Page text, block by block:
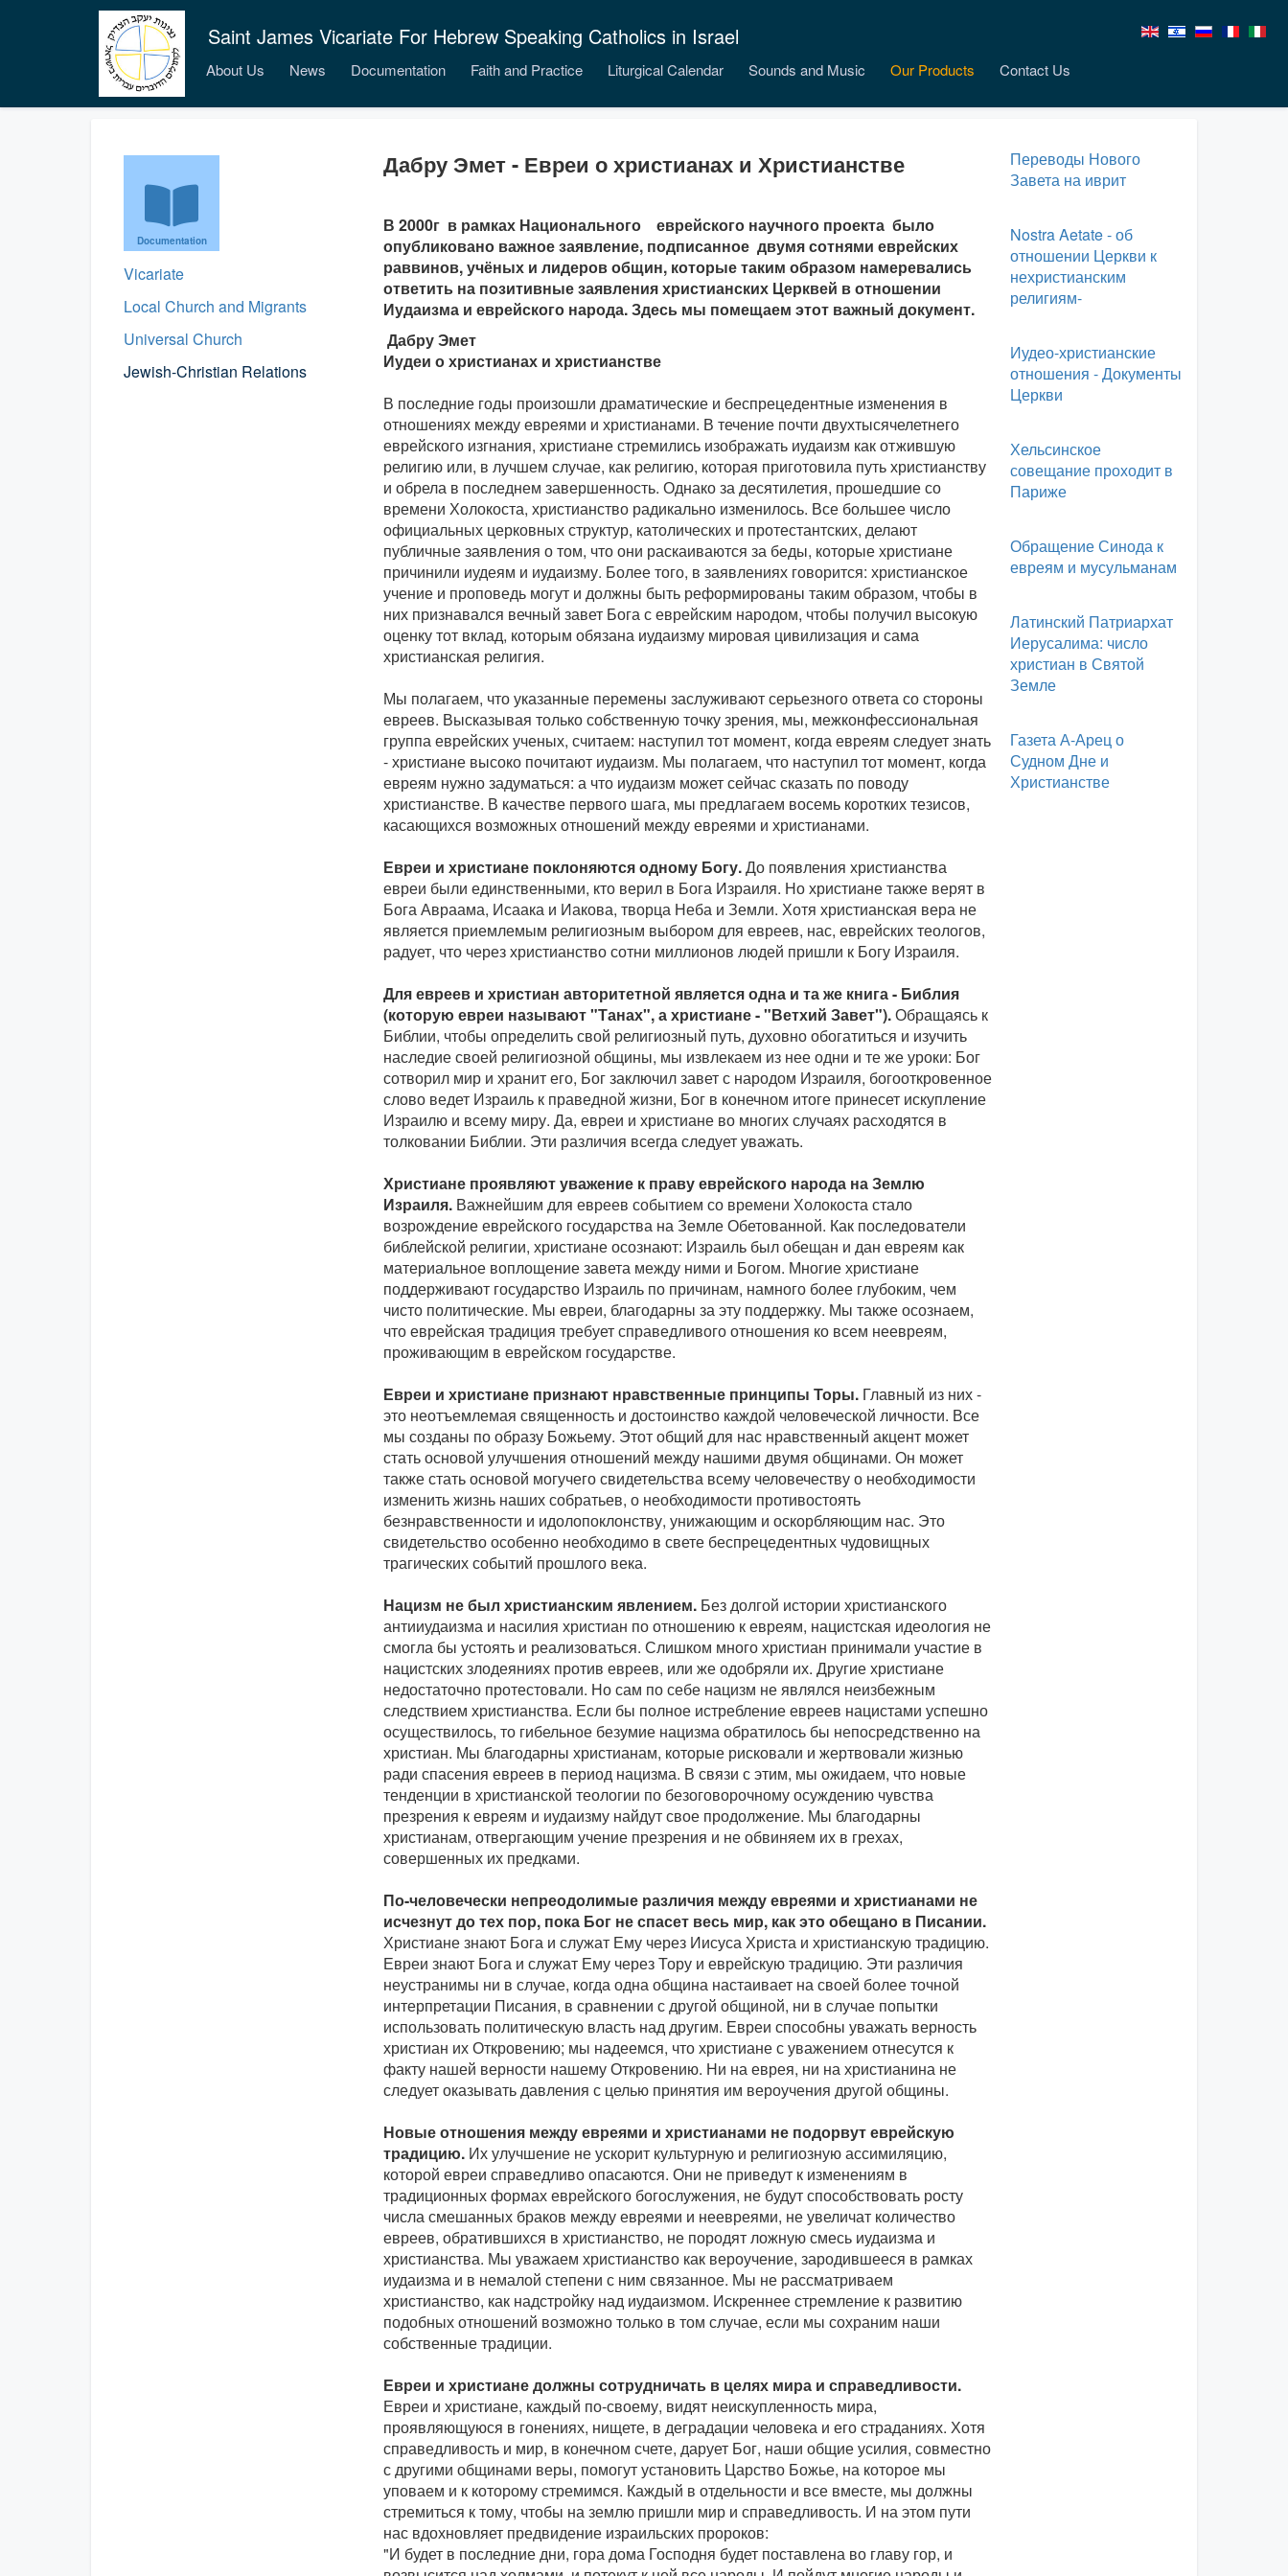
Saint James Vicariate For Hebrew Speaking Catholics in Israel
About Us News Documentation Faith and Practice Liturgical Calendar Sounds and Music Our Products Contact Us
Documentation
Vicariate
Local Church and Migrants
Universal Church
Jewish-Christian Relations
Дабру Эмет - Евреи о христианах и Христианстве
В 2000г в рамках Национального еврейского научного проекта было
опубликовано важное заявление, подписанное двумя сотнями еврейских
раввинов, учёных и лидеров общин, которые таким образом намеревались
ответить на позитивные заявления христианских Церквей в отношении
Иудаизма и еврейского народа. Здесь мы помещаем этот важный документ.
Дабру Эмет
Иудеи о христианах и христианстве
В последние годы произошли драматические и беспрецедентные изменения в
отношениях между евреями и христианами. В течение почти двухтысячелетнего
еврейского изгнания, христиане стремились изображать иудаизм как отжившую
религию или, в лучшем случае, как религию, которая приготовила путь христианству
и обрела в последнем завершенность. Однако за десятилетия, прошедшие со
времени Холокоста, христианство радикально изменилось. Все большее число
официальных церковных структур, католических и протестантских, делают
публичные заявления о том, что они раскаиваются за беды, которые христиане
причинили иудеям и иудаизму. Более того, в заявлениях говорится: христианское
учение и проповедь могут и должны быть реформированы таким образом, чтобы в
них признавался вечный завет Бога с еврейским народом, чтобы получил высокую
оценку тот вклад, которым обязана иудаизму мировая цивилизация и сама
христианская религия.
Мы полагаем, что указанные перемены заслуживают серьезного ответа со стороны
евреев. Высказывая только собственную точку зрения, мы, межконфессиональная
группа еврейских ученых, считаем: наступил тот момент, когда евреям следует знать
- христиане высоко почитают иудаизм. Мы полагаем, что наступил тот момент, когда
евреям нужно задуматься: а что иудаизм может сейчас сказать по поводу
христианстве. В качестве первого шага, мы предлагаем восемь коротких тезисов,
касающихся возможных отношений между евреями и христианами.
Евреи и христиане поклоняются одному Богу.До появления христианства
евреи были единственными, кто верил в Бога Израиля. Но христиане также верят в
Бога Авраама, Исаака и Иакова, творца Неба и Земли. Хотя христианская вера не
является приемлемым религиозным выбором для евреев, нас, еврейских теологов,
радует, что через христианство сотни миллионов людей пришли к Богу Израиля.
Для евреев и христиан авторитетной является одна и та же книга - Библия
(которую евреи называют "Танах", а христиане - "Ветхий Завет").Обращаясь к
Библии, чтобы определить свой религиозный путь, духовно обогатиться и изучить
наследие своей религиозной общины, мы извлекаем из нее одни и те же уроки: Бог
сотворил мир и хранит его, Бог заключил завет с народом Израиля, богооткровенное
слово ведет Израиль к праведной жизни, Бог в конечном итоге принесет искупление
Израилю и всему миру. Да, евреи и христиане во многих случаях расходятся в
толковании Библии. Эти различия всегда следует уважать.
Христиане проявляют уважение к праву еврейского народа на Землю
Израиля.Важнейшим для евреев событием со времени Холокоста стало
возрождение еврейского государства на Земле Обетованной. Как последователи
библейской религии, христиане осознают: Израиль был обещан и дан евреям как
материальное воплощение завета между ними и Богом. Многие христиане
поддерживают государство Израиль по причинам, намного более глубоким, чем
чисто политические. Мы евреи, благодарны за эту поддержку. Мы также осознаем,
что еврейская традиция требует справедливого отношения ко всем неевреям,
проживающим в еврейском государстве.
Евреи и христиане признают нравственные принципы Торы.Главный из них -
это неотъемлемая священность и достоинство каждой человеческой личности. Все
мы созданы по образу Божьему. Этот общий для нас нравственный акцент может
стать основой улучшения отношений между нашими двумя общинами. Он может
также стать основой могучего свидетельства всему человечеству о необходимости
изменить жизнь наших собратьев, о необходимости противостоять
безнравственности и идолопоклонству, унижающим и оскорбляющим нас. Это
свидетельство особенно необходимо в свете беспрецедентных чудовищных
трагических событий прошлого века.
Нацизм не был христианским явлением.Без долгой истории христианского
антииудаизма и насилия христиан по отношению к евреям, нацистская идеология не
смогла бы устоять и реализоваться. Слишком много христиан принимали участие в
нацистских злодеяниях против евреев, или же одобряли их. Другие христиане
недостаточно протестовали. Но сам по себе нацизм не являлся неизбежным
следствием христианства. Если бы полное истребление евреев нацистами успешно
осуществилось, то гибельное безумие нацизма обратилось бы непосредственно на
христиан. Мы благодарны христианам, которые рисковали и жертвовали жизнью
ради спасения евреев в период нацизма. В связи с этим, мы ожидаем, что новые
тенденции в христианской теологии по безоговорочному осуждению чувства
презрения к евреям и иудаизму найдут свое продолжение. Мы благодарны
христианам, отвергающим учение презрения и не обвиняем их в грехах,
совершенных их предками.
По-человечески непреодолимые различия между евреями и христианами не
исчезнут до тех пор, пока Бог не спасет весь мир, как это обещано в Писании.
Христиане знают Бога и служат Ему через Иисуса Христа и христианскую традицию.
Евреи знают Бога и служат Ему через Тору и еврейскую традицию. Эти различия
неустранимы ни в случае, когда одна община настаивает на своей более точной
интерпретации Писания, в сравнении с другой общиной, ни в случае попытки
использовать политическую власть над другим. Евреи способны уважать верность
христиан их Откровению; мы надеемся, что христиане с уважением отнесутся к
факту нашей верности нашему Откровению. Ни на еврея, ни на христианина не
следует оказывать давления с целью принятия им вероучения другой общины.
Новые отношения между евреями и христианами не подорвут еврейскую
традицию.Их улучшение не ускорит культурную и религиозную ассимиляцию,
которой евреи справедливо опасаются. Они не приведут к изменениям в
традиционных формах еврейского богослужения, не будут способствовать росту
числа смешанных браков между евреями и неевреями, не увеличат количество
евреев, обратившихся в христианство, не породят ложную смесь иудаизма и
христианства. Мы уважаем христианство как вероучение, зародившееся в рамках
иудаизма и в немалой степени с ним связанное. Мы не рассматриваем
христианство, как надстройку над иудаизмом. Искреннее стремление к развитию
подобных отношений возможно только в том случае, если мы сохраним наши
собственные традиции.
Евреи и христиане должны сотрудничать в целях мира и справедливости.
Евреи и христиане, каждый по-своему, видят неискупленность мира,
проявляющуюся в гонениях, нищете, в деградации человека и его страданиях. Хотя
справедливость и мир, в конечном счете, дарует Бог, наши общие усилия, совместно
с другими общинами веры, помогут установить Царство Божье, на которое мы
уповаем и к которому стремимся. Каждый в отдельности и все вместе, мы должны
стремиться к тому, чтобы на землю пришли мир и справедливость. И на этом пути
нас вдохновляет предвидение израильских пророков:
"И будет в последние дни, гора дома Господня будет поставлена во главу гор, и
Переводы Нового
Завета на иврит
Nostra Aetate - об
отношении Церкви к
нехристианским
религиям-
Иудео-христианские
отношения - Документы
Церкви
Хельсинское
совещание проходит в
Париже
Обращение Синода к
евреям и мусульманам
Латинский Патриархат
Иерусалима: число
христиан в Святой
Земле
Газета А-Арец о
Судном Дне и
Христианстве